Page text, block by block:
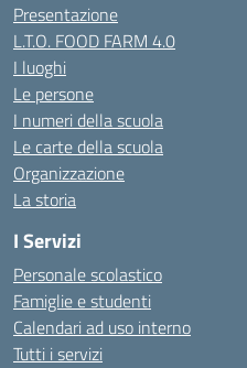
Presentazione
L.T.O. FOOD FARM 4.0
I luoghi
Le persone
I numeri della scuola
Le carte della scuola
Organizzazione
La storia
I Servizi
Personale scolastico
Famiglie e studenti
Calendari ad uso interno
Tutti i servizi